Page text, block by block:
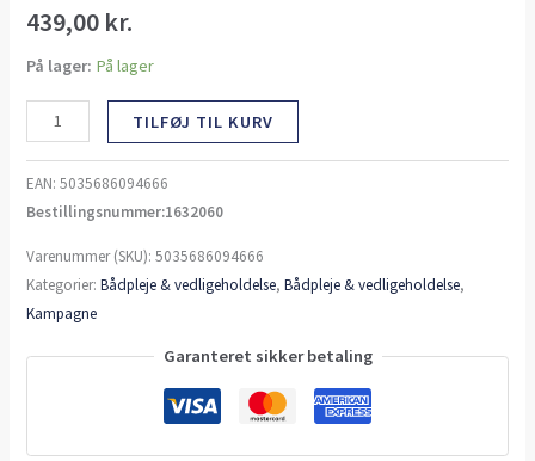
439,00 kr.
På lager: På lager
TILFØJ TIL KURV
EAN:5035686094666
Bestillingsnummer:1632060
Varenummer (SKU):5035686094666
Kategorier:Bådpleje & vedligeholdelse,Bådpleje & vedligeholdelse,
Kampagne
Garanteret sikker betaling